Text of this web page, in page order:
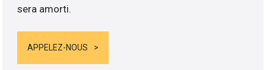
sera amorti.
APPELEZ-NOUS